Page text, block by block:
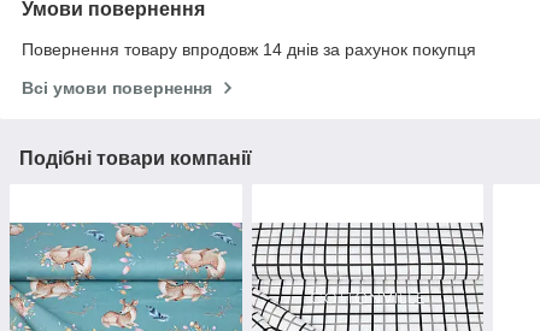
Умови повернення
Повернення товару впродовж 14 днів за рахунок покупця
Всі умови повернення
Подібні товари компанії